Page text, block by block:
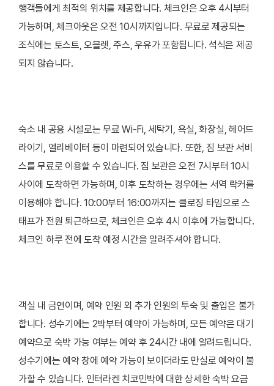
행객들에게 최적의 위치를 제공합니다. 체크인은 오후 4시부터
가능하며, 체크아웃은 오전 10시까지입니다. 무료로 제공되는
조식에는 토스트, 오믈렛, 주스, 우유가 포함됩니다. 석식은 제공
되지 않습니다.
숙소 내 공용 시설로는 무료 Wi-Fi, 세탁기, 욕실, 화장실, 헤어드
라이기, 엘리베이터 등이 마련되어 있습니다. 또한, 짐 보관 서비
스를 무료로 이용할 수 있습니다. 짐 보관은 오전 7시부터 10시
사이에 도착하면 가능하며, 이후 도착하는 경우에는 서역 락커를
이용해야 합니다. 10:00부터 16:00까지는 클로징 타임으로 스
태프가 전원 퇴근하므로, 체크인은 오후 4시 이후에 가능합니다.
체크인 하루 전에 도착 예정 시간을 알려주셔야 합니다.
객실 내 금연이며, 예약 인원 외 추가 인원의 투숙 및 출입은 불가
합니다. 성수기에는 2박부터 예약이 가능하며, 모든 예약은 대기
예약으로 숙박 가능 여부는 예약 후 24시간 내에 알려드립니다.
성수기에는 예약 창에 예약 가능이 보이더라도 만실로 예약이 불
가할 수 있습니다. 인터라켄 치코민박에 대한 상세한 숙박 요금